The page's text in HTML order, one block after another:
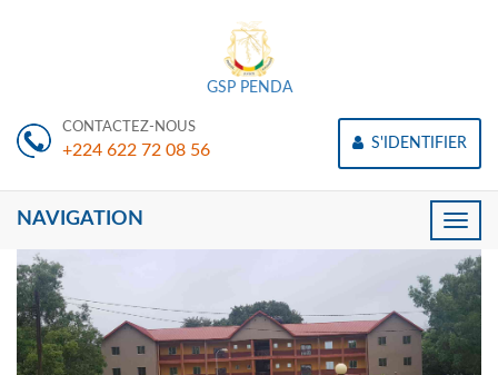
GSP PENDA
CONTACTEZ-NOUS
+224 622 72 08 56 S'IDENTIFIER
Toggle
NAVIGATION